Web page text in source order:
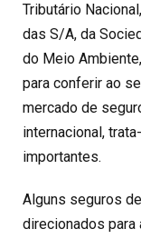
Tributário
das S/A, da
do Meio
para conferir ao
mercado de
internacional,
importantes.
Alguns seguros
direcionados para